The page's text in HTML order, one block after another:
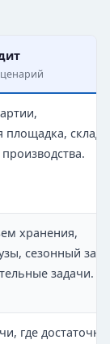
площадка, склад у
хранения,
сезонный
задачи.
где достаточно